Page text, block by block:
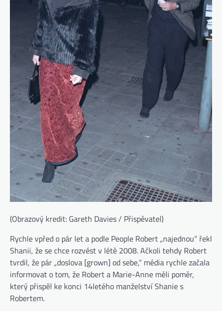
(Obrazový kredit: Gareth Davies / Přispěvatel)
Rychle vpřed o pár let a podle People Robert „najednou“ řekl
Shanii, že se chce rozvést v létě 2008. Ačkoli tehdy Robert
tvrdil, že pár „doslova [grown] od sebe,“ média rychle začala
informovat o tom, že Robert a Marie-Anne měli poměr,
který přispěl ke konci 14letého manželství Shanie s
Robertem.